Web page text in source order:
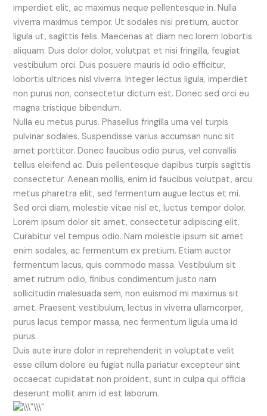
imperdiet elit, ac maximus neque pellentesque in. Nulla
viverra maximus tempor. Ut sodales nisi pretium, auctor
ligula ut, sagittis felis. Maecenas at diam nec lorem lobortis
aliquam. Duis dolor dolor, volutpat et nisi fringilla, feugiat
vestibulum orci. Duis posuere mauris id odio efficitur,
lobortis ultrices nisl viverra. Integer lectus ligula, imperdiet
non purus non, consectetur dictum est. Donec sed orci eu
magna tristique bibendum.
Nulla eu metus purus. Phasellus fringilla urna vel turpis
pulvinar sodales. Suspendisse varius accumsan nunc sit
amet porttitor. Donec faucibus odio purus, vel convallis
tellus eleifend ac. Duis pellentesque dapibus turpis sagittis
consectetur. Aenean mollis, enim id faucibus volutpat, arcu
metus pharetra elit, sed fermentum augue lectus et mi.
Sed orci diam, molestie vitae nisl et, luctus tempor dolor.
Lorem ipsum dolor sit amet, consectetur adipiscing elit.
Curabitur vel tempus odio. Nam molestie ipsum sit amet
enim sodales, ac fermentum ex pretium. Etiam auctor
fermentum lacus, quis commodo massa. Vestibulum sit
amet rutrum odio, finibus condimentum justo nam
sollicitudin malesuada sem, non euismod mi maximus sit
amet. Praesent vestibulum, lectus in viverra ullamcorper,
purus lacus tempor massa, nec fermentum ligula urna id
purus.
Duis aute irure dolor in reprehenderit in voluptate velit
esse cillum dolore eu fugiat nulla pariatur excepteur sint
occaecat cupidatat non proident, sunt in culpa qui officia
deserunt mollit anim id est laborum.